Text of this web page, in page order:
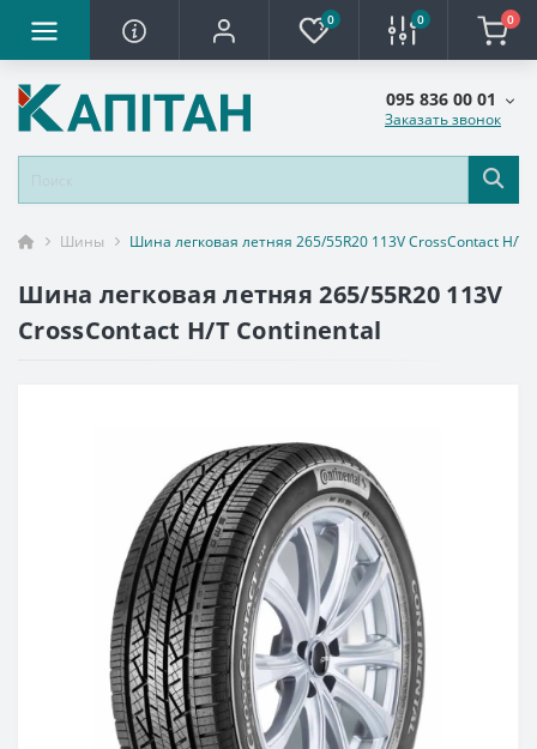
0 0 0
095 836 00 01
Заказать звонок
Шины Шина легковая летняя 265/55R20 113V CrossContact H/T
Шина легковая летняя 265/55R20 113V
CrossContact H/T Continental